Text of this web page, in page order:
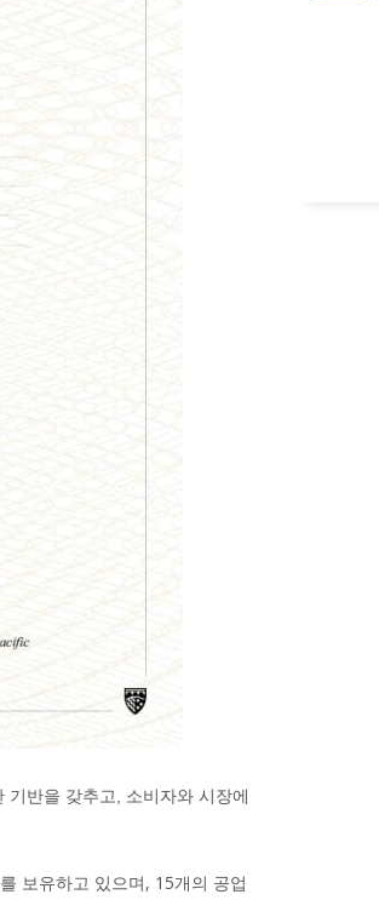
반을 갖추고, 소비자와 시장에
보유하고 있으며, 15개의 공업